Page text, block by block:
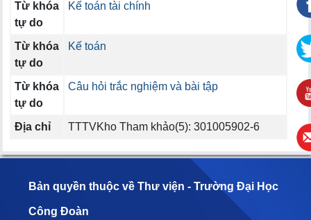
Từ khóa
tự do
Kế toán tài chính
Từ khóa
tự do
Kế toán
Từ khóa
tự do
Câu hỏi trắc nghiệm và bài tập
Địa chỉ TTTVKho Tham khảo(5): 301005902-6
Bản quyền thuộc về Thư viện - Trường Đại Học
Công Đoàn